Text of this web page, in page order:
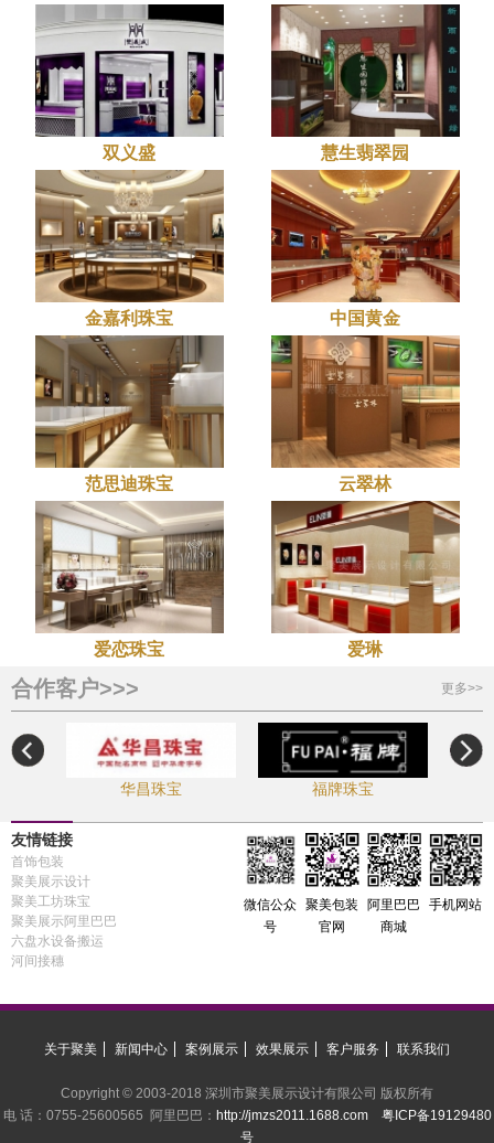
双义盛 慧生翡翠园
金嘉利珠宝 中国黄金
范思迪珠宝 云翠林
爱恋珠宝 爱琳
合作客户>>> 更多>>
华昌珠宝 福牌珠宝
友情链接
首饰包装
聚美展示设计
聚美工坊珠宝
聚美展示阿里巴巴
六盘水设备搬运
河间接穗
手机网站
阿里巴巴
商城
聚美包装
官网
微信公众
号
关于聚美 新闻中心 案例展示 效果展示 客户服务 联系我们
Copyright © 2003-2018 深圳市聚美展示设计有限公司 版权所有
电 话：0755-25600565 阿里巴巴： http://jmzs2011.1688.com
粤ICP备19129480
号